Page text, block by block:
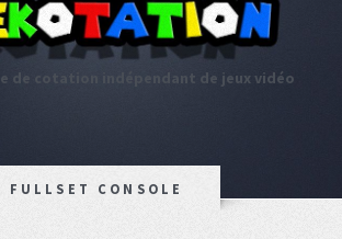
de cotation indépendant de jeux vidéo
FULLSET CONSOLE